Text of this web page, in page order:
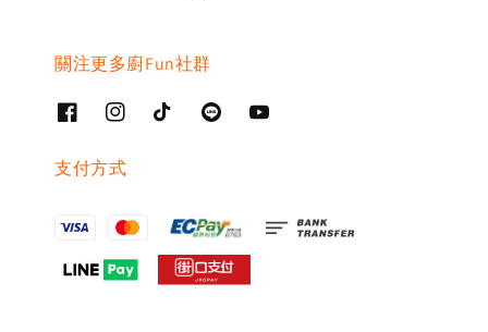
關注更多廚Fun社群
支付方式